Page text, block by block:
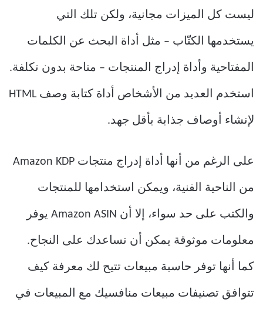
ليست كل الميزات مجانية، ولكن تلك التي
يستخدمها الكتّاب – مثل أداة البحث عن الكلمات
المفتاحية وأداة إدراج المنتجات – متاحة بدون تكلفة.
استخدم العديد من الأشخاص أداة كتابة وصف HTML
لإنشاء أوصاف جذابة بأقل جهد.
على الرغم من أنها أداة إدراج منتجات Amazon KDP
من الناحية الفنية، ويمكن استخدامها للمنتجات
والكتب على حد سواء، إلا أن Amazon ASIN يوفر
معلومات موثوقة يمكن أن تساعدك على النجاح.
كما أنها توفر حاسبة مبيعات تتيح لك معرفة كيف
تتوافق تصنيفات مبيعات منافسيك مع المبيعات في